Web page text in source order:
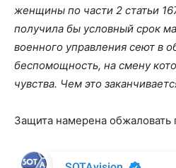
женщины по части 2 статьи
получила бы условный срок
военного управления сеют в
беспомощность, на смену
чувства. Чем это
Защита намерена обжаловать